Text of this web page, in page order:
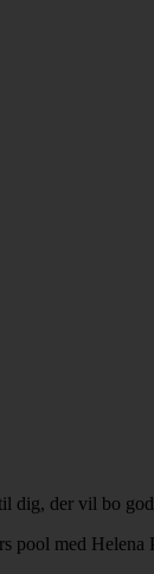
der vil bo
pool med Helena